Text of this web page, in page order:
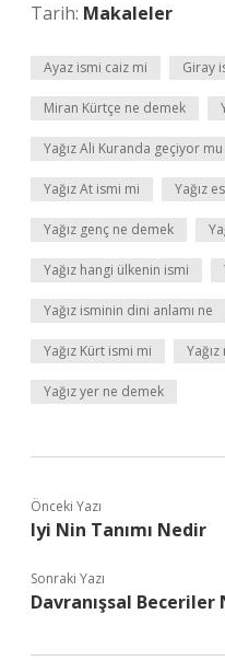
Tarih: Makaleler
Ayaz ismi caiz mi Giray
Miran Kürtçe ne demek
Yağız Ali Kuranda geçiyor mu
Yağız At ismi mi Yağız
Yağız genç ne demek
Yağız hangi ülkenin ismi
Yağız isminin dini anlamı ne
Yağız Kürt ismi mi
Yağız yer ne demek
Önceki Yazı
Iyi Nin Tanımı Nedir
Sonraki Yazı
Davranışsal